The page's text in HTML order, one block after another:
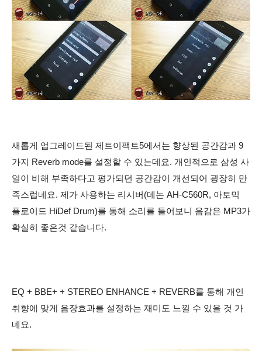
새롭게 업그레이드된 제트이팩트5에서는 향상된 공간감과 9
가지 Reverb mode를 설정할 수 있는데요. 개인적으로 삼성 사
얼이 비해 부족하다고 평가되던 공간감이 개선되어 굉장히 만
족스럽네요. 제가 사용하는 리시버 (데논 AH-C560R, 아토믹
플로이드 HiDef Drum)를 통해 소리를 들어보니 음감은 MP3가
확실히 좋은것 같습니다.
EQ + BBE+ + STEREO ENHANCE + REVERB를 통해 개인
취향에 맞게 음장효과를 설정하는 재미도 느낄 수 있을 것 가
네요.